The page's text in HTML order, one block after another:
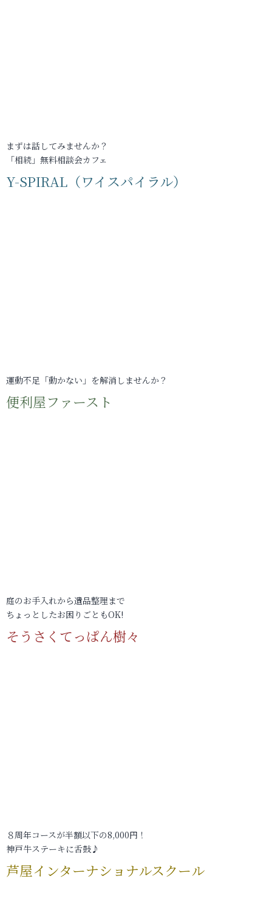
まずは話してみませんか？
「相続」無料相談会カフェ
Y-SPIRAL（ワイスパイラル）
運動不足「動かない」を解消しませんか？
便利屋ファースト
庭のお手入れから遺品整理まで
ちょっとしたお困りごともOK!
そうさくてっぱん樹々
８周年コースが半額以下の8,000円！
神戸牛ステーキに舌鼓♪
芦屋インターナショナルスクール